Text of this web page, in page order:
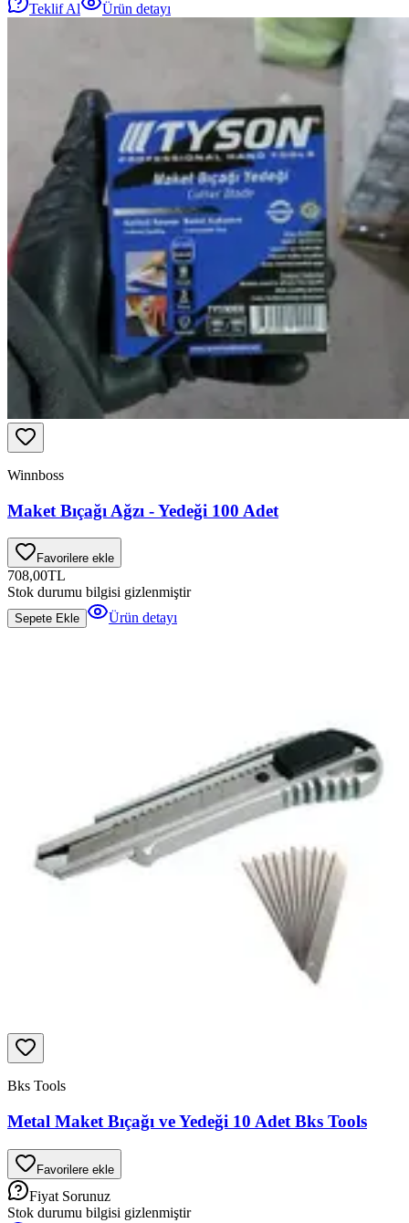
Teklif Al
Ürün detayı
Winnboss
Maket Bıçağı Ağzı - Yedeği 100 Adet
Favorilere ekle
708,00TL
Stok durumu bilgisi gizlenmiştir
Sepete Ekle Ürün detayı
Bks Tools
Metal Maket Bıçağı ve Yedeği 10 Adet Bks Tools
Favorilere ekle
Fiyat Sorunuz
Stok durumu bilgisi gizlenmiştir